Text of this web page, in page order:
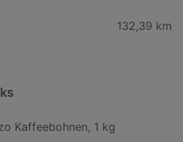
132,39 km
Kaffeebohnen, 1 kg